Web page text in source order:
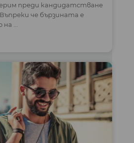
преди кандидатстване
че бързината е
...